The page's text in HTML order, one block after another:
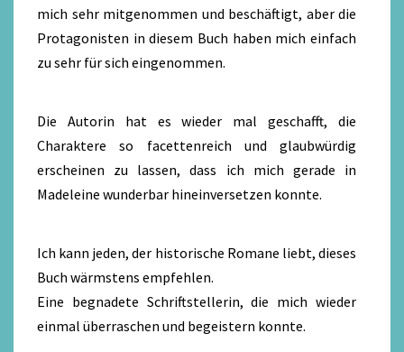
mich sehr mitgenommen und beschäftigt, aber die
Protagonisten in diesem Buch haben mich einfach
zu sehr für sich eingenommen.
Die Autorin hat es wieder mal geschafft, die
Charaktere so facettenreich und glaubwürdig
erscheinen zu lassen, dass ich mich gerade in
Madeleine wunderbar hineinversetzen konnte.
Ich kann jeden, der historische Romane liebt, dieses
Buch wärmstens empfehlen.
Eine begnadete Schriftstellerin, die mich wieder
einmal überraschen und begeistern konnte.